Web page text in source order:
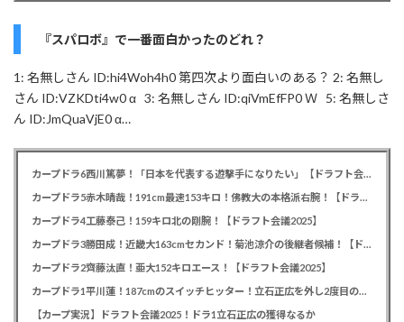
『スパロボ』で一番面白かったのどれ？
1: 名無しさん ID:hi4Woh4h0 第四次より面白いのある？ 2: 名無し
さん ID:VZKDti4w0 α 3: 名無しさん ID:qiVmEfFP0 Ｗ 5: 名無しさ
ん ID:JmQuaVjE0 α…
カープドラ6西川篤夢！「日本を代表する遊撃手になりたい」【ドラフト会議2025】
カープドラ5赤木晴哉！191cm最速153キロ！佛教大の本格派右腕！【ドラフト会議2025】
カープドラ4工藤泰己！159キロ北の剛腕！【ドラフト会議2025】
カープドラ3勝田成！近畿大163cmセカンド！菊池涼介の後継者候補！【ドラフト会議2025】
カープドラ2齊藤汰直！亜大152キロエース！【ドラフト会議2025】
カープドラ1平川蓮！187cmのスイッチヒッター！立石正広を外し2度目の重複も新井監督がクジを引き当てる！【ドラフト会議2025】
【カープ実況】ドラフト会議2025！ドラ1立石正広の獲得なるか